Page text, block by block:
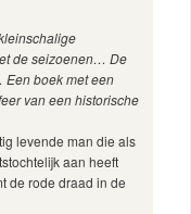
de seizoenen… De
boek met een
van een historische
levende man die als
aan heeft
de rode draad in de